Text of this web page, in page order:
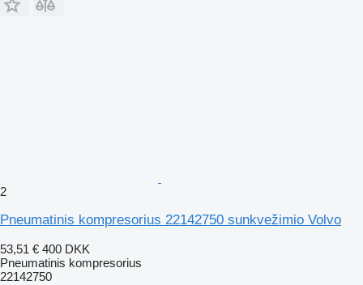
2
Pneumatinis kompresorius 22142750 sunkvežimio Volvo
53,51 € 400 DKK
Pneumatinis kompresorius
22142750